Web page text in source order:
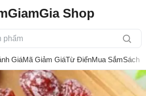
Shop
GiáMã Giảm GiáTừ ĐiểnMua SắmSách